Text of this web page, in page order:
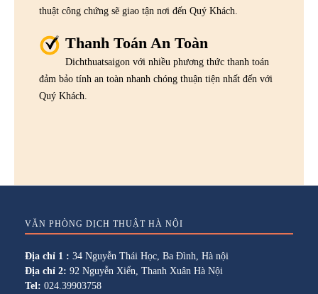
thuật công chứng sẽ giao tận nơi đến Quý Khách.
Thanh Toán An Toàn
Dichthuatsaigon với nhiều phương thức thanh toán
đảm bảo tính an toàn nhanh chóng thuận tiện nhất đến với
Quý Khách.
VĂN PHÒNG DỊCH THUẬT HÀ NỘI
Địa chỉ 1 : 34 Nguyễn Thái Học, Ba Đình, Hà nội
Địa chỉ 2: 92 Nguyễn Xiển, Thanh Xuân Hà Nội
Tel: 024.39903758